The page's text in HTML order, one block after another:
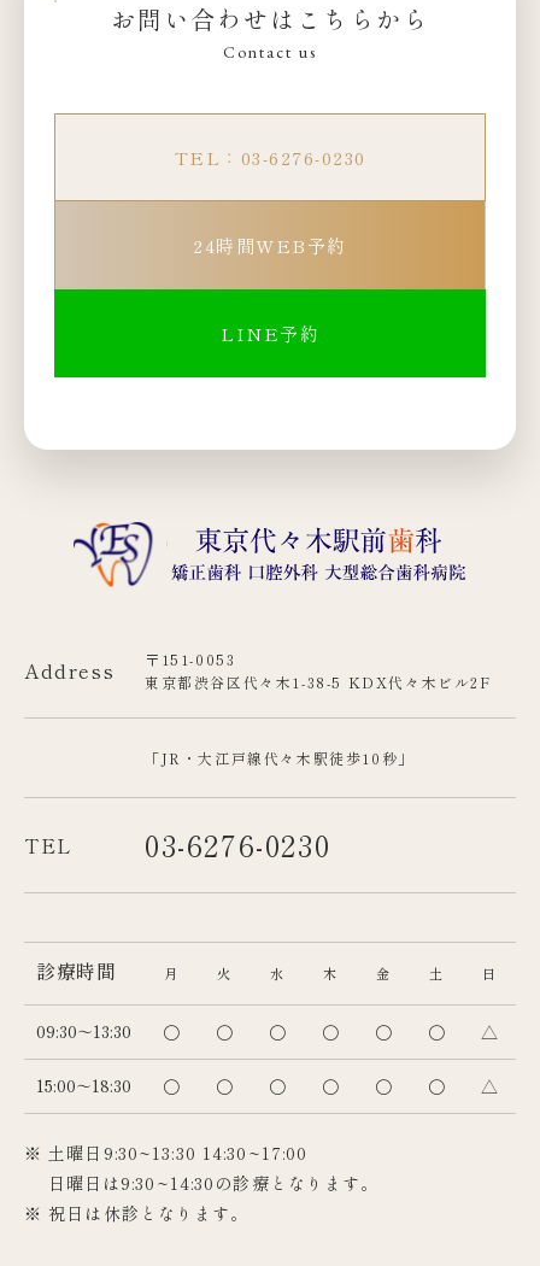
お問い合わせはこちらから
Contact us
TEL：03-6276-0230
24時間WEB予約
LINE予約
Address
〒151-0053
東京都渋谷区代々木1-38-5 KDX代々木ビル2F
「JR・大江戸線代々木駅徒歩10秒」
TEL 03-6276-0230
診療時間 月 火 水 木 金 土 日
09:30～13:30 〇 〇 〇 〇 〇 〇 △
15:00～18:30 〇 〇 〇 〇 〇 〇 △
※ 土曜日9:30~13:30 14:30~17:00
日曜日は9:30~14:30の診療となります。
※ 祝日は休診となります。